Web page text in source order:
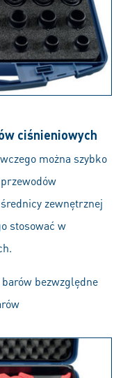
ciśnieniowych
można szybko
zewnętrznej
stosować w
bezwzględne